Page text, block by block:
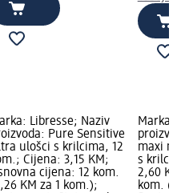
Libresse; Naziv
Pure Sensitive
ulošci s krilcima, 12
Cijena: 3,15 KM;
cijena: 12 kom.
KM za 1 kom.);
Marka:
maxi
s
2,60
kom.